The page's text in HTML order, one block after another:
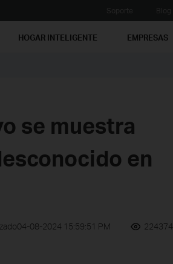
HOGAR INTELIGENTE EMPRESAS
se muestra
en
08-2024 15:59:51 PM 224374